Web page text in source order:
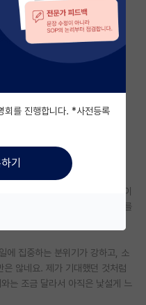
학한 대학원생입니다.
기대가 있었습니다. 서로 연구 이
도와주고, 같이 버티는 분위기를
에 집중하는 분위기가 강하고, 소
않네요. 제가 기대했던 것처럼
는 조금 달라서 아직은 낯설게 느
회를 진행합니다. *사전등록
기